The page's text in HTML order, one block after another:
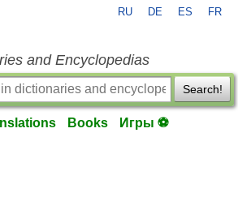
RU DE ES FR
and Encyclopedias
Search!
Books Игры ⚽